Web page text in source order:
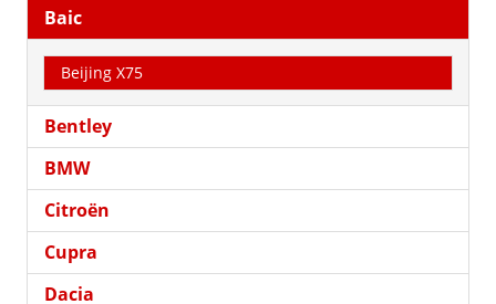
Baic
Beijing X75
Bentley
BMW
Citroën
Cupra
Dacia